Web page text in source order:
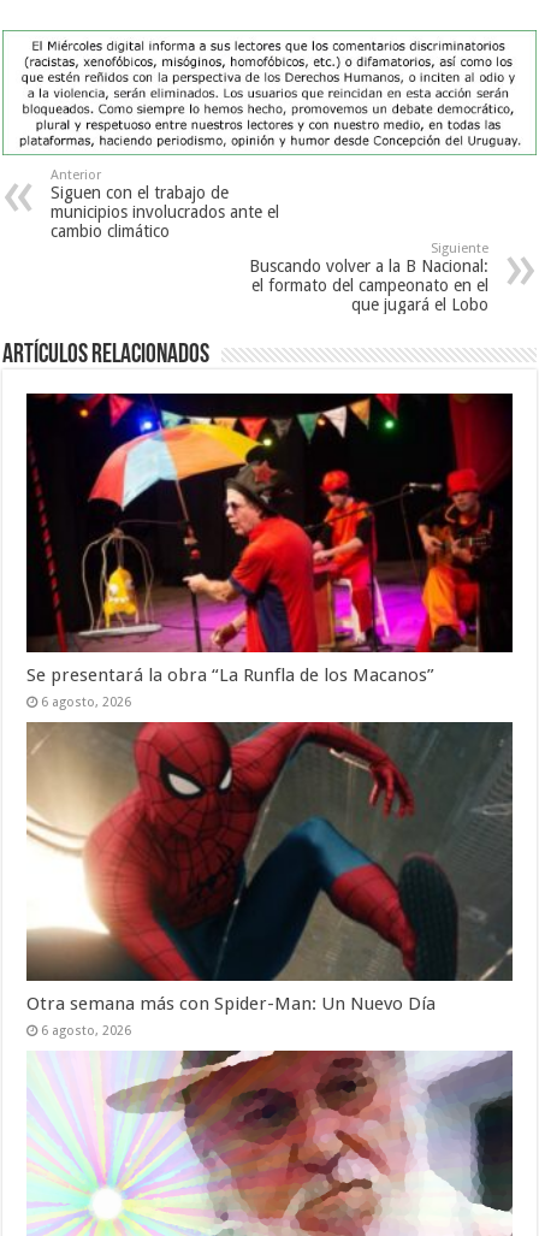
Anterior
Siguen con el trabajo de
municipios involucrados ante el
cambio climático
Siguiente
Buscando volver a la B Nacional:
el formato del campeonato en el
que jugará el Lobo
Artículos Relacionados
Se presentará la obra “La Runfla de los Macanos”
6 agosto, 2026
Otra semana más con Spider-Man: Un Nuevo Día
6 agosto, 2026